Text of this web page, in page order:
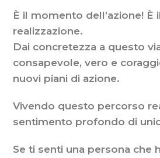
È il momento dell’azione!
realizzazione.
Dai concretezza a questo
consapevole, vero e
nuovi piani di azione.
Vivendo questo percorso
sentimento profondo di
Se ti senti una persona che